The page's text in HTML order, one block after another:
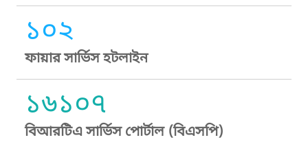
১০২
ফায়ার সার্ভিস হটলাইন
১৬১০৭
বিআরটিএ সার্ভিস পোর্টাল (বিএসপি)